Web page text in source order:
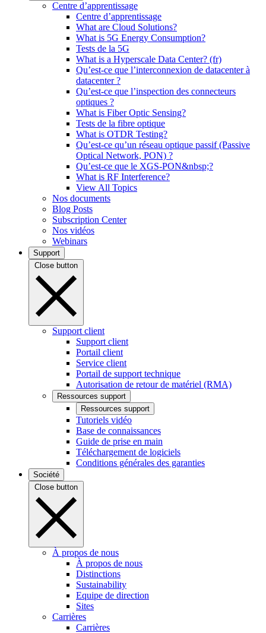
Centre d’apprentissage
Centre d’apprentissage
What are Cloud Solutions?
What is 5G Energy Consumption?
Tests de la 5G
What is a Hyperscale Data Center? (fr)
Qu’est-ce que l’interconnexion de datacenter à
datacenter ?
Qu’est-ce que l’inspection des connecteurs
optiques ?
What is Fiber Optic Sensing?
Tests de la fibre optique
What is OTDR Testing?
Qu’est-ce qu’un réseau optique passif (Passive
Optical Network, PON) ?
Qu’est-ce que le XGS-PON&nbsp;?
What is RF Interference?
View All Topics
Nos documents
Blog Posts
Subscription Center
Nos vidéos
Webinars
Support
Close button
Support client
Support client
Portail client
Service client
Portail de support technique
Autorisation de retour de matériel (RMA)
Ressources support
Ressources support
Tutoriels vidéo
Base de connaissances
Guide de prise en main
Téléchargement de logiciels
Conditions générales des garanties
Société
Close button
À propos de nous
À propos de nous
Distinctions
Sustainability
Equipe de direction
Sites
Carrières
Carrières